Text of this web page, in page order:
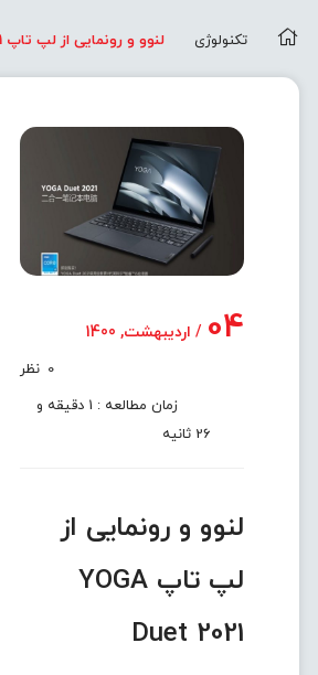
تکنولوژی لنوو و رونمایی از لپ تاپ YOGA Duet 2021
04 / اردیبهشت, 1400
0 نظر
زمان مطالعه : 1 دقیقه و
26 ثانیه
لنوو و رونمایی از
لپ تاپ YOGA
Duet 2021